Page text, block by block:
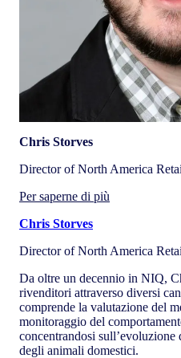
Chris Storves
Director of North America
Per saperne di più
Chris Storves
Director of North America
Da oltre un decennio in NIQ,
rivenditori attraverso diversi
comprende la valutazione del
monitoraggio del
concentrandosi sull’evoluzione
degli animali domestici.